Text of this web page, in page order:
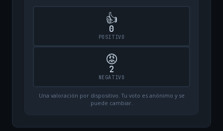
👍
0
POSITIVO
😡
2
NEGATIVO
Una valoración por dispositivo. Tu voto es anónimo y se
puede cambiar.